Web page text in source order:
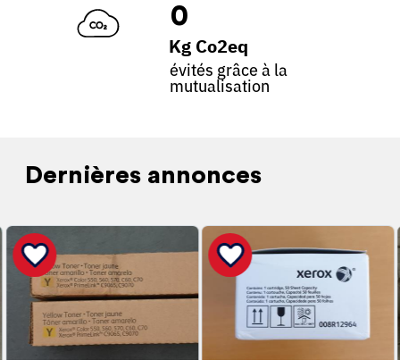
0
Kg Co2eq
évités grâce à la
mutualisation
Dernières annonces